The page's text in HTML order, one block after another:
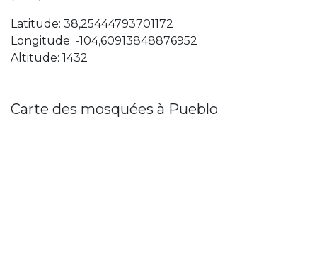
Latitude: 38,25444793701172
Longitude: -104,60913848876952
Altitude: 1432
Carte des mosquées à Pueblo